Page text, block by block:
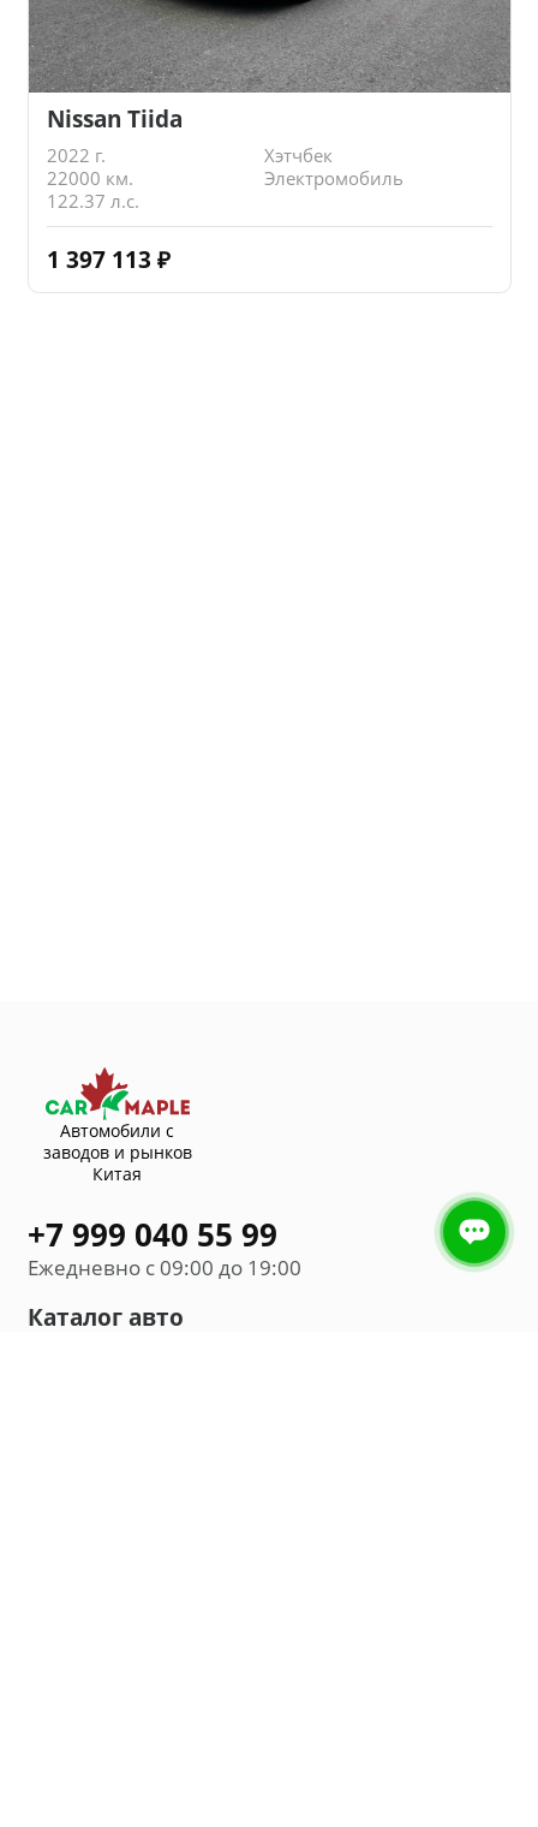
Nissan Tiida
2022 г.
Хэтчбек
22000 км.
Электромобиль
122.37 л.с.
1 397 113 ₽
Автомобили с
заводов и рынков
Китая
+7 999 040 55 99
Ежедневно с 09:00 до 19:00
Каталог авто